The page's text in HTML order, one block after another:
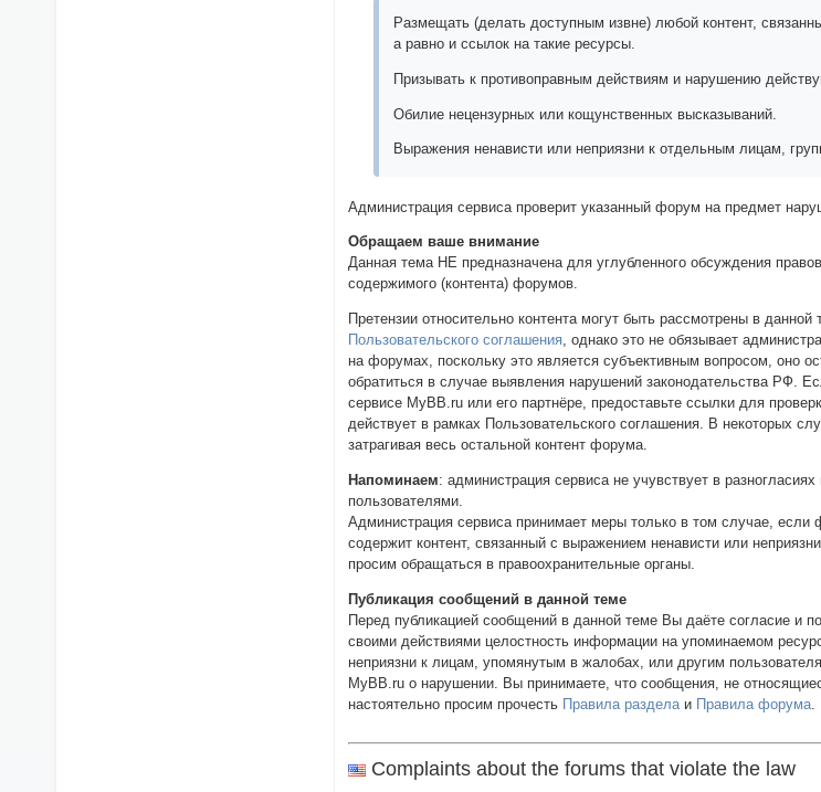
Размещать (делать доступным извне) любой контент,
а равно и ссылок на такие ресурсы.
Призывать к противоправным действиям и нарушению
Обилие нецензурных или кощунственных высказываний.
Выражения ненависти или неприязни к отдельным лицам,
Администрация сервиса проверит указанный форум на предмет
Обращаем ваше внимание
Данная тема НЕ предназначена для углубленного обсуждения
содержимого (контента) форумов.
Претензии относительно контента могут быть рассмотрены в
Пользовательского соглашения, однако это не обязывает
на форумах, поскольку это является субъективным вопросом, оно
обратиться в случае выявления нарушений законодательства РФ.
сервисе MyBB.ru или его партнёре, предоставьте ссылки для
действует в рамках Пользовательского соглашения. В некоторых
затрагивая весь остальной контент форума.
Напоминаем: администрация сервиса не учувствует в
пользователями.
Администрация сервиса принимает меры только в том случае,
содержит контент, связанный с выражением ненависти или
просим обращаться в правоохранительные органы.
Публикация сообщений в данной теме
Перед публикацией сообщений в данной теме Вы даёте согласие и
своими действиями целостность информации на упоминаемом
неприязни к лицам, упомянутым в жалобах, или другим
MyBB.ru о нарушении. Вы принимаете, что сообщения, не
настоятельно просим прочесть Правила раздела и Правила форума
Complaints about the forums that violate the law